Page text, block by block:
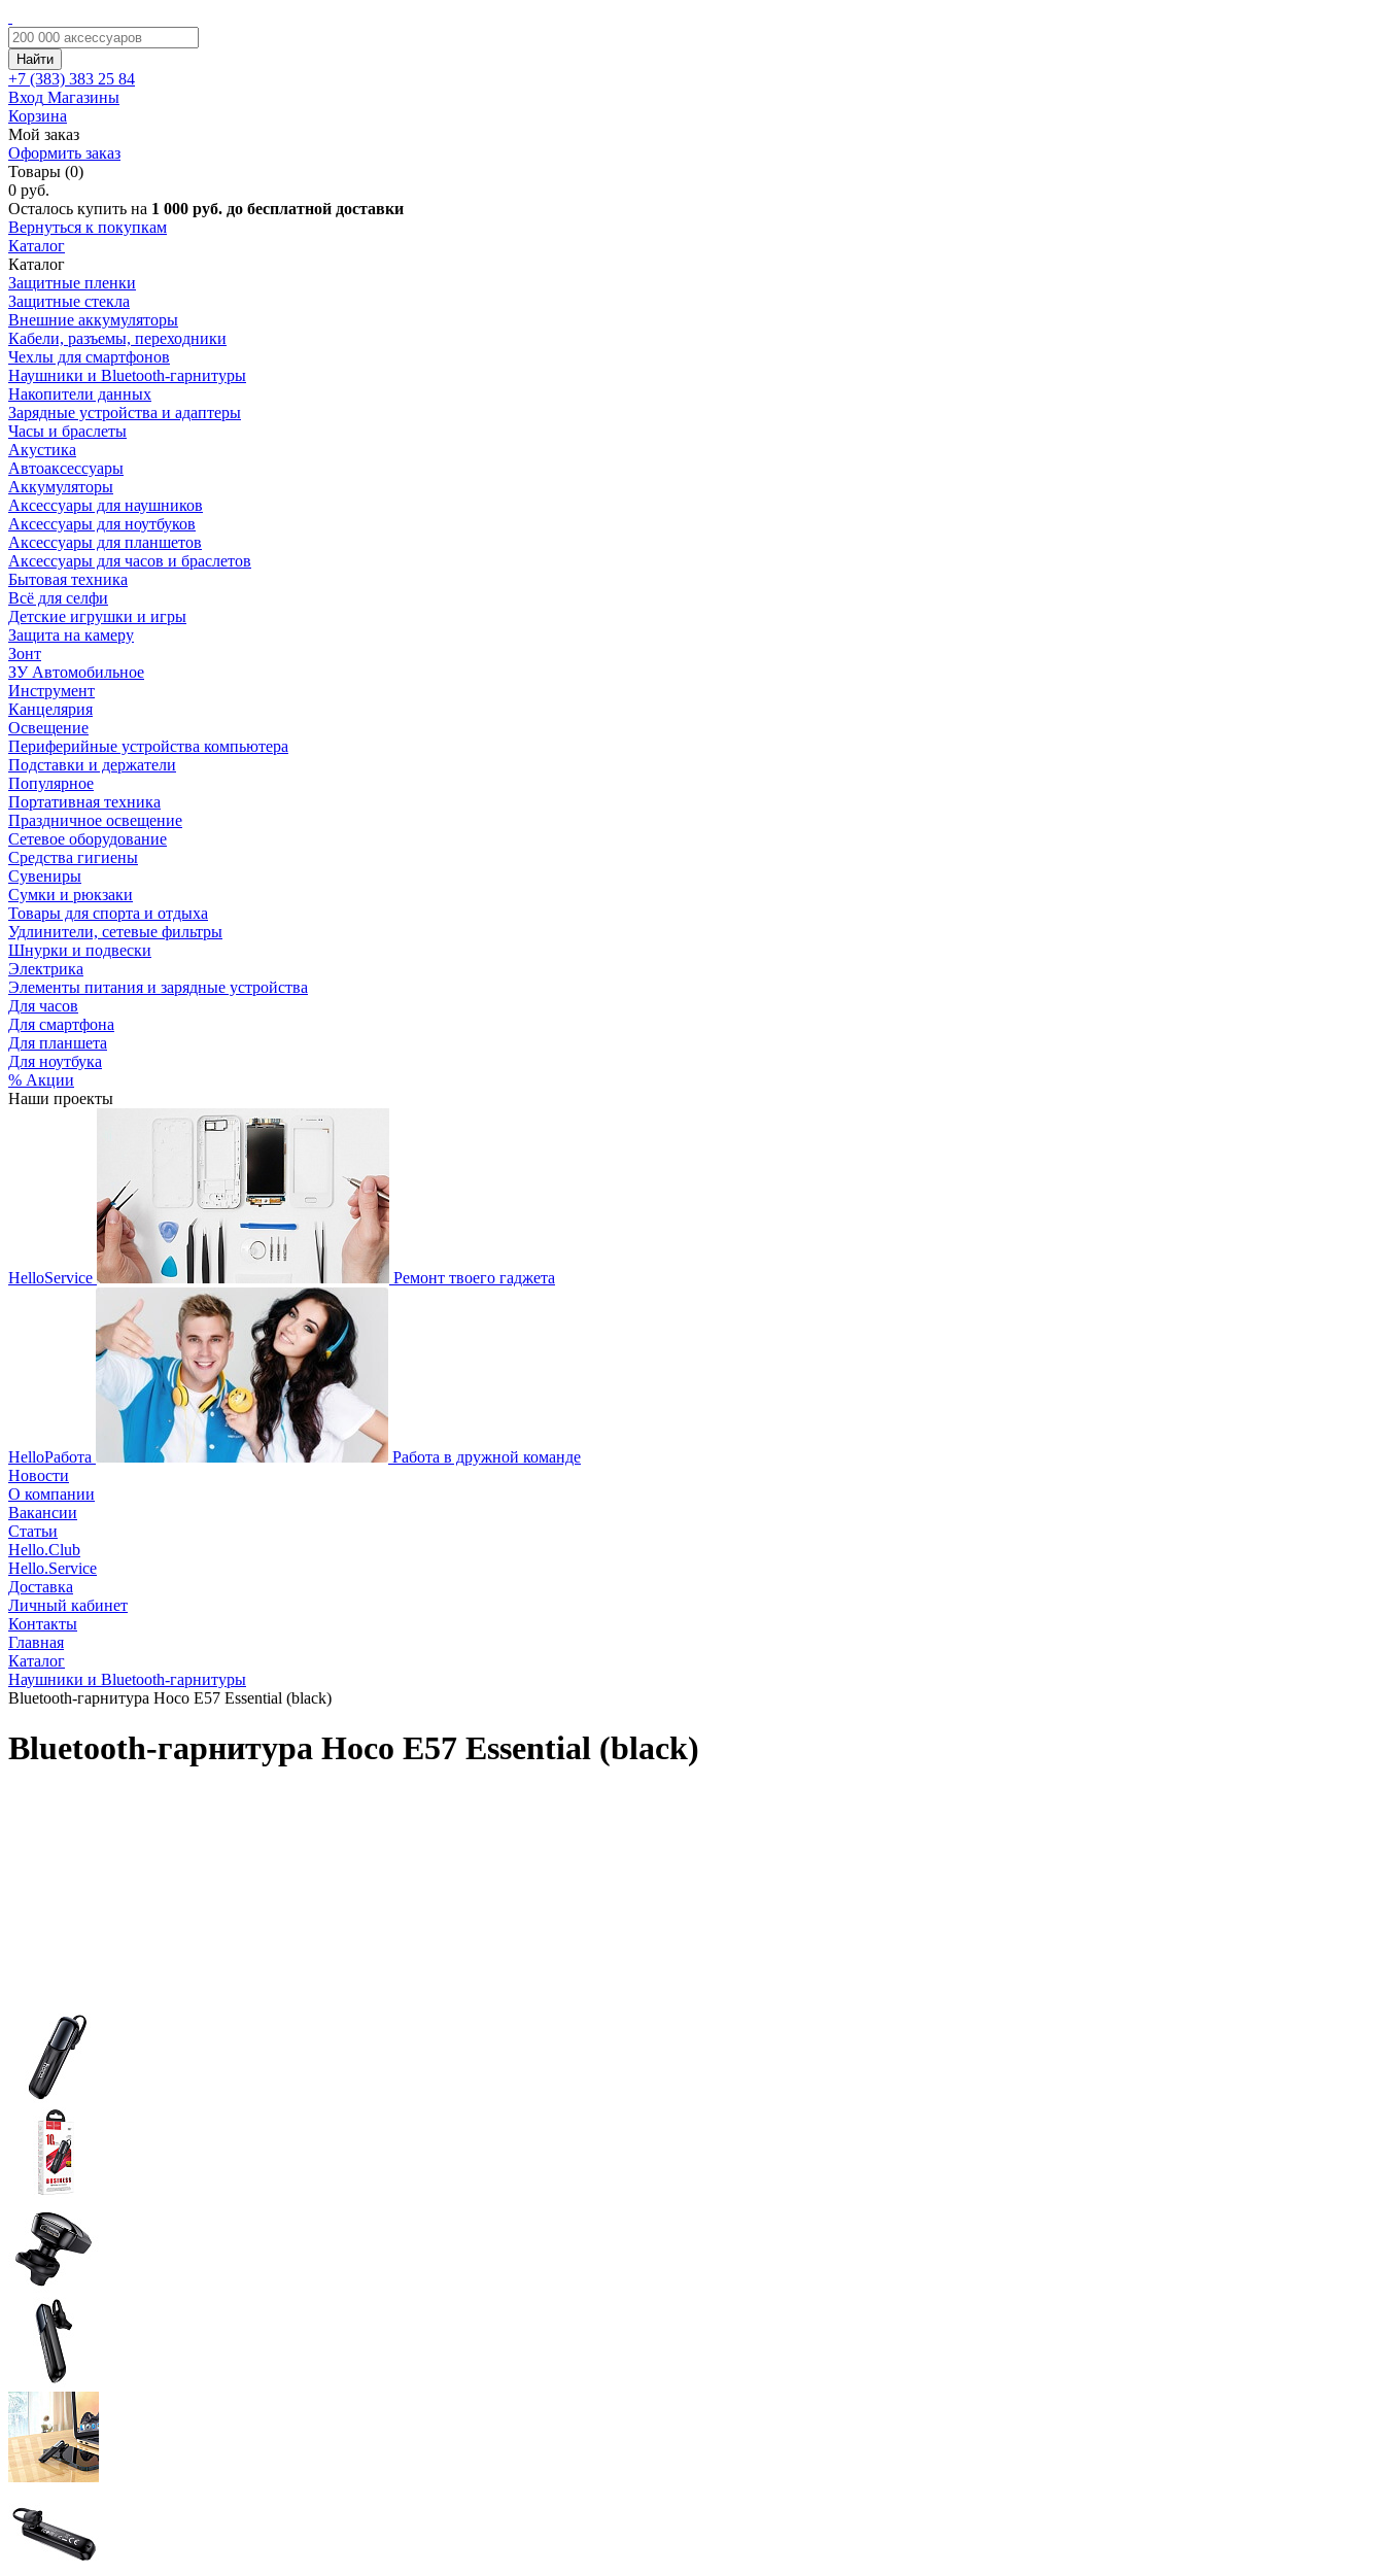
Найти
+7 (383) 383 25 84
Вход Магазины
Корзина
Мой заказ
Оформить заказ
Товары (0)
0 руб.
Осталось купить на 1 000 руб. до бесплатной доставки
Вернуться к покупкам
Каталог
Каталог
Защитные пленки
Защитные стекла
Внешние аккумуляторы
Кабели, разъемы, переходники
Чехлы для смартфонов
Наушники и Bluetooth-гарнитуры
Накопители данных
Зарядные устройства и адаптеры
Часы и браслеты
Акустика
Автоаксессуары
Аккумуляторы
Аксессуары для наушников
Аксессуары для ноутбуков
Аксессуары для планшетов
Аксессуары для часов и браслетов
Бытовая техника
Всё для селфи
Детские игрушки и игры
Защита на камеру
Зонт
ЗУ Автомобильное
Инструмент
Канцелярия
Освещение
Периферийные устройства компьютера
Подставки и держатели
Популярное
Портативная техника
Праздничное освещение
Сетевое оборудование
Средства гигиены
Сувениры
Сумки и рюкзаки
Товары для спорта и отдыха
Удлинители, сетевые фильтры
Шнурки и подвески
Электрика
Элементы питания и зарядные устройства
Для часов
Для смартфона
Для планшета
Для ноутбука
% Акции
Наши проекты
HelloService Ремонт твоего гаджета
HelloРабота
Работа в дружной команде
Новости
О компании
Вакансии
Статьи
Hello.Club
Hello.Service
Доставка
Личный кабинет
Контакты
Главная
Каталог
Наушники и Bluetooth-гарнитуры
Bluetooth-гарнитура Hoco E57 Essential (black)
Bluetooth-гарнитура Hoco E57 Essential (black)